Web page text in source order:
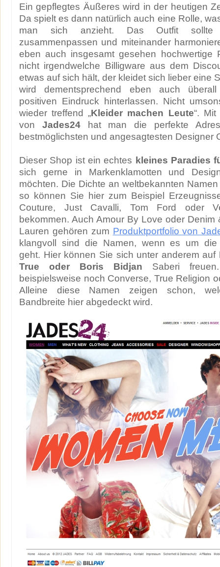
Ein gepflegtes Äußeres wird in der heutigen
Da spielt es dann natürlich auch eine Rolle,
man sich anzieht. Das Outfit sollte
zusammenpassen und miteinander
eben auch insgesamt gesehen hochwertige
nicht irgendwelche Billigware aus dem
etwas auf sich hält, der kleidet sich lieber eine
wird dementsprechend eben auch
positiven Eindruck hinterlassen. Nicht
wieder treffend „Kleider machen Leute“.
von Jades24hat man die perfekte
bestmöglichsten und angesagtesten Designer
Dieser Shop ist ein echtes kleines Paradies
sich gerne in Markenklamotten und
möchten. Die Dichte an weltbekannten
so können Sie hier zum Beispiel
Couture, Just Cavalli, Tom Ford oder
bekommen. Auch Amour By Love oder Denim
Lauren gehören zum Produktportfolio von
klangvoll sind die Namen, wenn es um die
geht. Hier können Sie sich unter anderem auf
True oder Boris Bidjan Saberi
beispielsweise noch Converse, True Religion
Alleine diese Namen zeigen schon,
Bandbreite hier abgedeckt wird.